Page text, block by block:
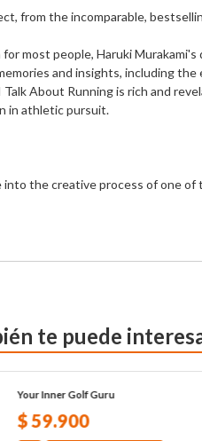
from the incomparable,
and insights, including
About Running is rich and
in athletic pursuit.
into the creative process of one
te puede
Your Inner Golf Guru
$59.900